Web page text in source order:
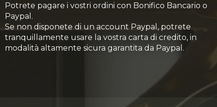
Potrete pagare i vostri ordini con Bonifico Bancario o
Paypal.
Se non disponete di un account Paypal, potrete
tranquillamente usare la vostra carta di credito, in
modalità altamente sicura garantita da Paypal.